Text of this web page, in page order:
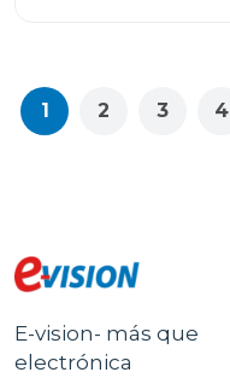
1 2 3 4
E-vision- más que
electrónica